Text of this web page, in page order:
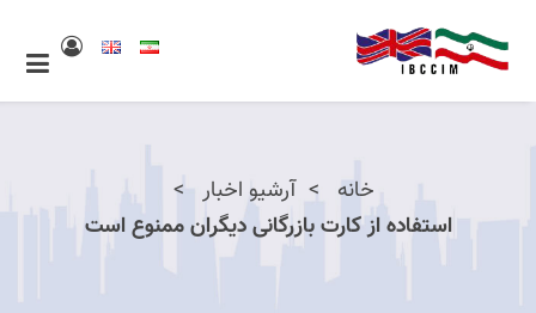
خانه
آرشیو اخبار
استفاده از کارت بازرگانی دیگران ممنوع است